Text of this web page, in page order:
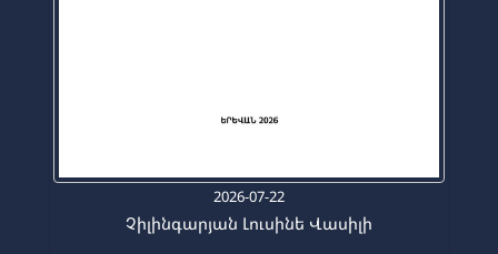
2026-07-22
Չիլինգարյան Լուսինե Վասիլի